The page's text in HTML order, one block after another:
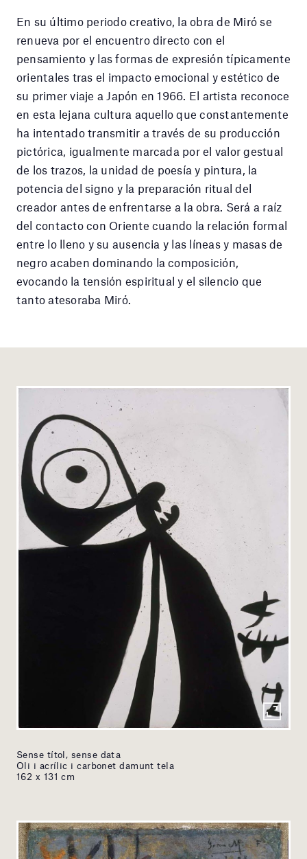
En su último periodo creativo, la obra de Miró se
renueva por el encuentro directo con el
pensamiento y las formas de expresión típicamente
orientales tras el impacto emocional y estético de
su primer viaje a Japón en 1966. El artista reconoce
en esta lejana cultura aquello que constantemente
ha intentado transmitir a través de su producción
pictórica, igualmente marcada por el valor gestual
de los trazos, la unidad de poesía y pintura, la
potencia del signo y la preparación ritual del
creador antes de enfrentarse a la obra. Será a raíz
del contacto con Oriente cuando la relación formal
entre lo lleno y su ausencia y las líneas y masas de
negro acaben dominando la composición,
evocando la tensión espiritual y el silencio que
tanto atesoraba Miró.
Sense títol, sense data
Oli i acrílic i carbonet damunt tela
162 x 131 cm